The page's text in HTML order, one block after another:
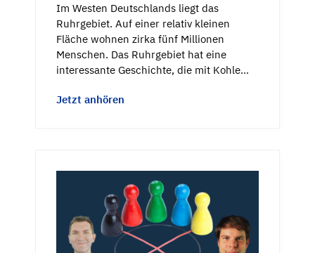
Im Westen Deutschlands liegt das
Ruhrgebiet. Auf einer relativ kleinen
Fläche wohnen zirka fünf Millionen
Menschen. Das Ruhrgebiet hat eine
interessante Geschichte, die mit Kohle…
Jetzt anhören